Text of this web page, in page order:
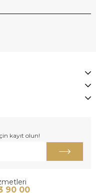
kayıt olun!
90 00